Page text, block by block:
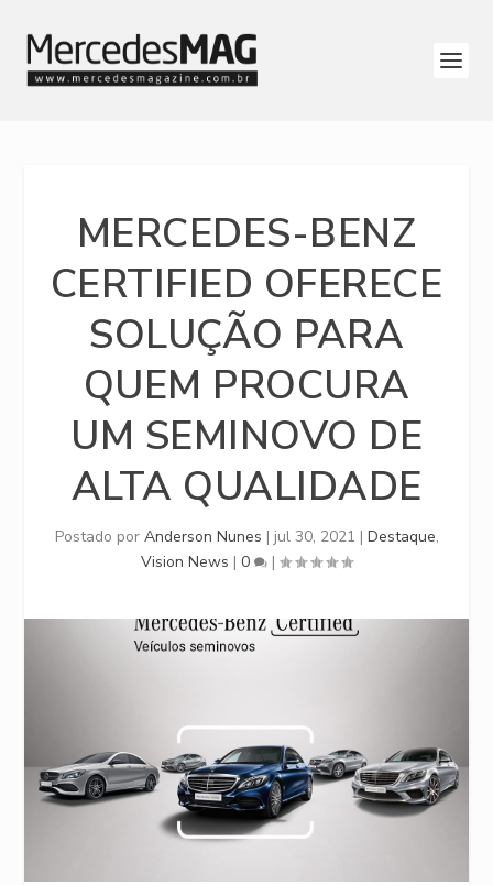
MERCEDES-BENZ
CERTIFIED OFERECE
SOLUÇÃO PARA
QUEM PROCURA
UM SEMINOVO DE
ALTA QUALIDADE
Postado por Anderson Nunes | jul 30, 2021 | Destaque,
Vision News | 0 |